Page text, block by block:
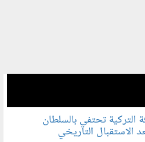
تحتفي بالسلطان
التاريخي